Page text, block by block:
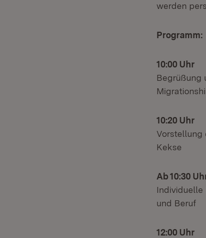
werden
Programm:
10:00 Uhr
Begrüßung
10:20 Uhr
Vorstellung
Kekse
Ab 10:30
Individuelle
und Beruf
12:00 Uhr